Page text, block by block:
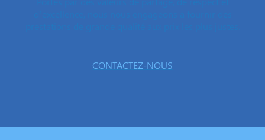
CONTACTEZ-NOUS